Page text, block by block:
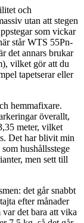
och
utan att stegen
som vickar
står WTS 55Pn-
det annars brukar
vilket gör att du
tapetserar eller
hemmafixare.
överallt,
meter, vilket
Det har blivit min
hushållsstege
men sett till
det går snabbt
efter månader
det bara att vika